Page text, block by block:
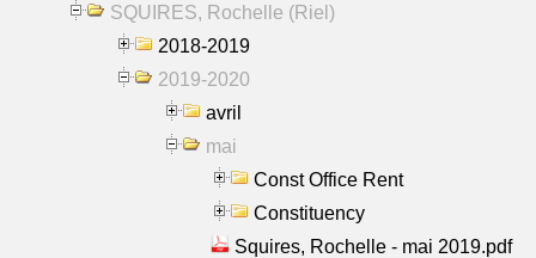
SQUIRES, Rochelle (Riel)
2018-2019
2019-2020
avril
mai
Const Office Rent
Constituency
Squires, Rochelle - mai 2019.pdf